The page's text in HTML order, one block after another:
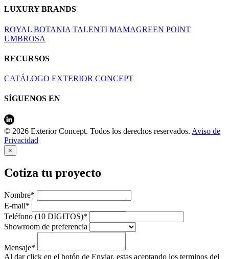
LUXURY BRANDS
ROYAL BOTANIA TALENTI MAMAGREEN POINT
UMBROSA
RECURSOS
CATÁLOGO EXTERIOR CONCEPT
SÍGUENOS EN
© 2026 Exterior Concept. Todos los derechos reservados. Aviso de
Privacidad
×
Cotiza tu proyecto
Nombre*
E-mail*
Teléfono (10 DIGITOS)*
Showroom de preferencia
Mensaje*
Al dar click en el botón de Enviar, estas aceptando los terminos del